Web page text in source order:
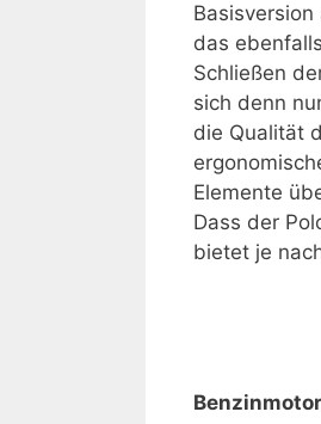
das
Schließen
sich denn
die Qualität
Elemente
Dass der
bietet je